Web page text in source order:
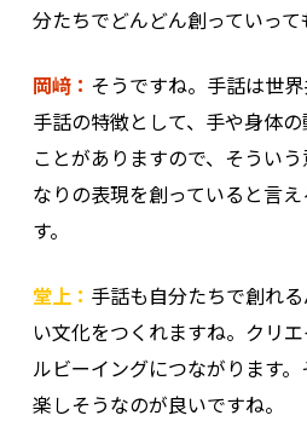
分たちでどんどん創っていって
岡﨑： そうですね。手話は世界
手話の特徴として、手や身体
ことがありますので、そうい
なりの表現を創っていると言
す。
堂上： 手話も自分たちで創れ
い文化をつくれますね。クリ
ルビーイングにつながります
楽しそうなのが良いですね。